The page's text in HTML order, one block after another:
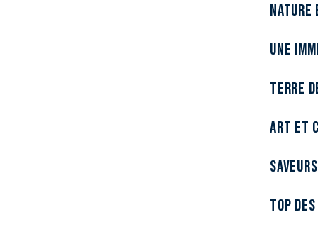
Nature
Une
Terre
Art et
Top